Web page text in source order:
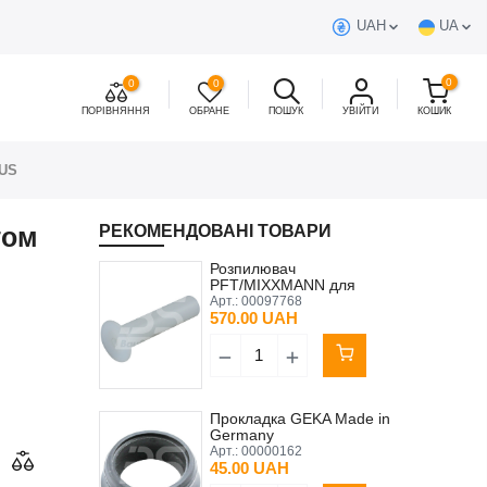
UAH UA
0
ПОРІВНЯННЯ
0
ОБРАНЕ ПОШУК УВІЙТИ
0
КОШИК
РЕКОМЕНДОВАНІ ТОВАРИ
Розпилювач
PFT/MIXXMANN для
змішувальної камери
D14.5 х 67,5 х 8,0
Арт.: 00097768
570.00 UAH
Прокладка GEKA Made in
Germany
Арт.: 00000162
45.00 UAH